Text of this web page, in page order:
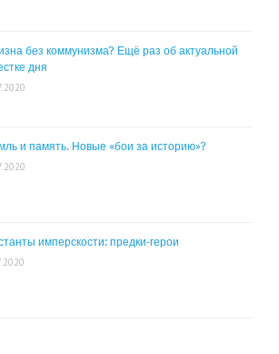
без коммунизма? Ещё раз об актуальной
дня
и память. Новые «бои за историю»?
имперскости: предки-герои